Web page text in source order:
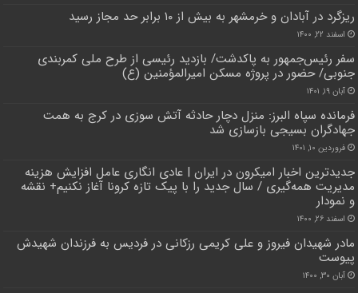
ریزگرد در آبادان و خرمشهر به بیش از ۱۰ برابر حد مجاز رسید
اسفند ۲۲, ۱۴۰۰
سفر رئیس‌جمهور به پاکدشت/ بازدید رئیسی از طرح ملی کمربندی
جنوبی/ حضور در پروژه مسکن امیرالمؤمنین (ع)
آبان ۱۹, ۱۴۰۱
فرمانده سپاه البرز: منزل دچار حادثه آتش سوزی در کرج به همت
جهادگران بسیجی بازسازی شد
فروردین ۱۰, ۱۴۰۱
جدیدترین اخبار امیکرون در ایران | عادی انگاری عامل افزایش هزینه
مدیریت همه‌گیری / سال جدید را با پیک تازه کرونا آغاز نکنیم+ نقشه
و نمودار
اسفند ۲۶, ۱۴۰۰
مادر شهیدان فیروز و علی کریمی رزکانی در فردیس به فرزندان شهیدش
پیوست
آبان ۳۰, ۱۴۰۰